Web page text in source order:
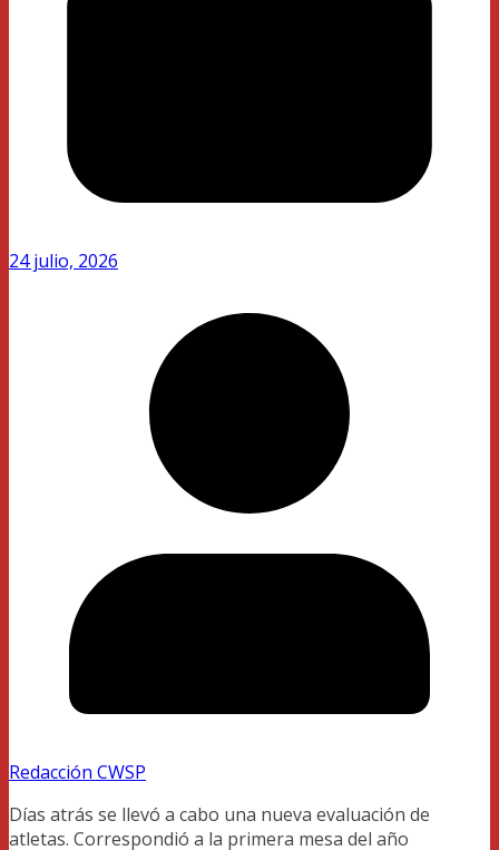
24 julio, 2026
Redacción CWSP
Días atrás se llevó a cabo una nueva evaluación de
atletas. Correspondió a la primera mesa del año